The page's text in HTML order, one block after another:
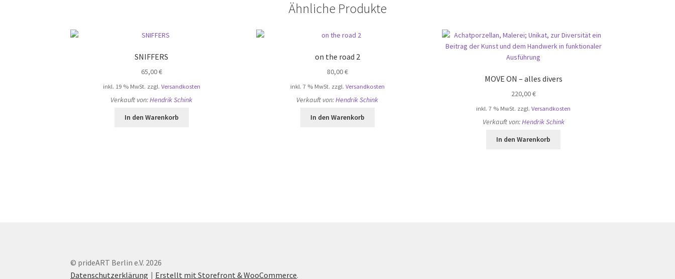
Ähnliche Produkte
SNIFFERS
65,00€
inkl. 19 % MwSt. zzgl. Versandkosten
Verkauft von:Hendrik Schink
In den Warenkorb
on the road 2
80,00€
inkl. 7 % MwSt. zzgl. Versandkosten
Verkauft von:Hendrik Schink
In den Warenkorb
MOVE ON – alles divers
220,00€
inkl. 7 % MwSt. zzgl.Versandkosten
Verkauft von:Hendrik Schink
In den Warenkorb
© prideART Berlin e.V. 2026
Datenschutzerklärung
Erstellt mit Storefront & WooCommerce.